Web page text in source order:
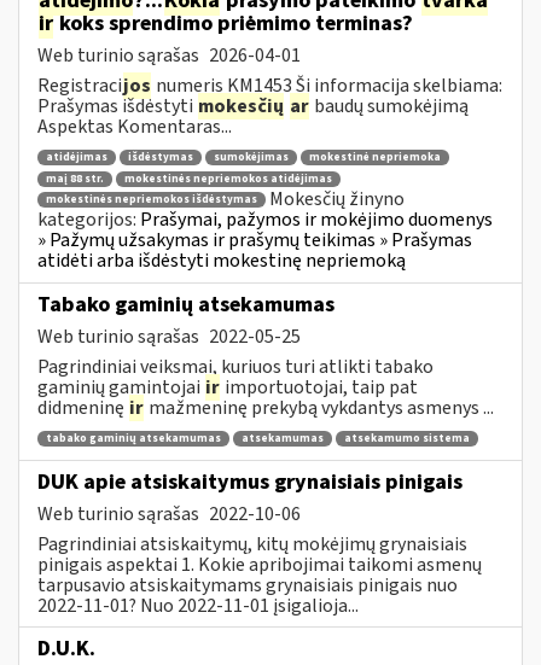
irkoks sprendimo priėmimo terminas?
Web turinio sąrašas 2026-04-01
Registracijos numeris KM1453 Ši informacija skelbiama:
Prašymas išdėstyti mokesčių ar baudų sumokėjimą
Aspektas Komentaras...
atidėjimas išdėstymas sumokėjimas
mokestinė nepriemoka
maį 88 str.
mokestinės nepriemokos atidėjimas
mokestinės nepriemokos išdėstymas
Mokesčių žinyno
kategorijos: Prašymai, pažymos ir mokėjimo duomenys
» Pažymų užsakymas ir prašymų teikimas » Prašymas
atidėti arba išdėstyti mokestinę nepriemoką
Tabako gaminių atsekamumas
Web turinio sąrašas 2022-05-25
Pagrindiniai veiksmai, kuriuos turi atlikti tabako
gaminių gamintojai ir importuotojai, taip pat
didmeninę ir mažmeninę prekybą vykdantys asmenys ...
tabako gaminių atsekamumas atsekamumas atsekamumo sistema
DUK apie atsiskaitymus grynaisiais pinigais
Web turinio sąrašas 2022-10-06
Pagrindiniai atsiskaitymų, kitų mokėjimų grynaisiais
pinigais aspektai 1. Kokie apribojimai taikomi asmenų
tarpusavio atsiskaitymams grynaisiais pinigais nuo
2022-11-01? Nuo 2022-11-01 įsigalioja...
D.U.K.